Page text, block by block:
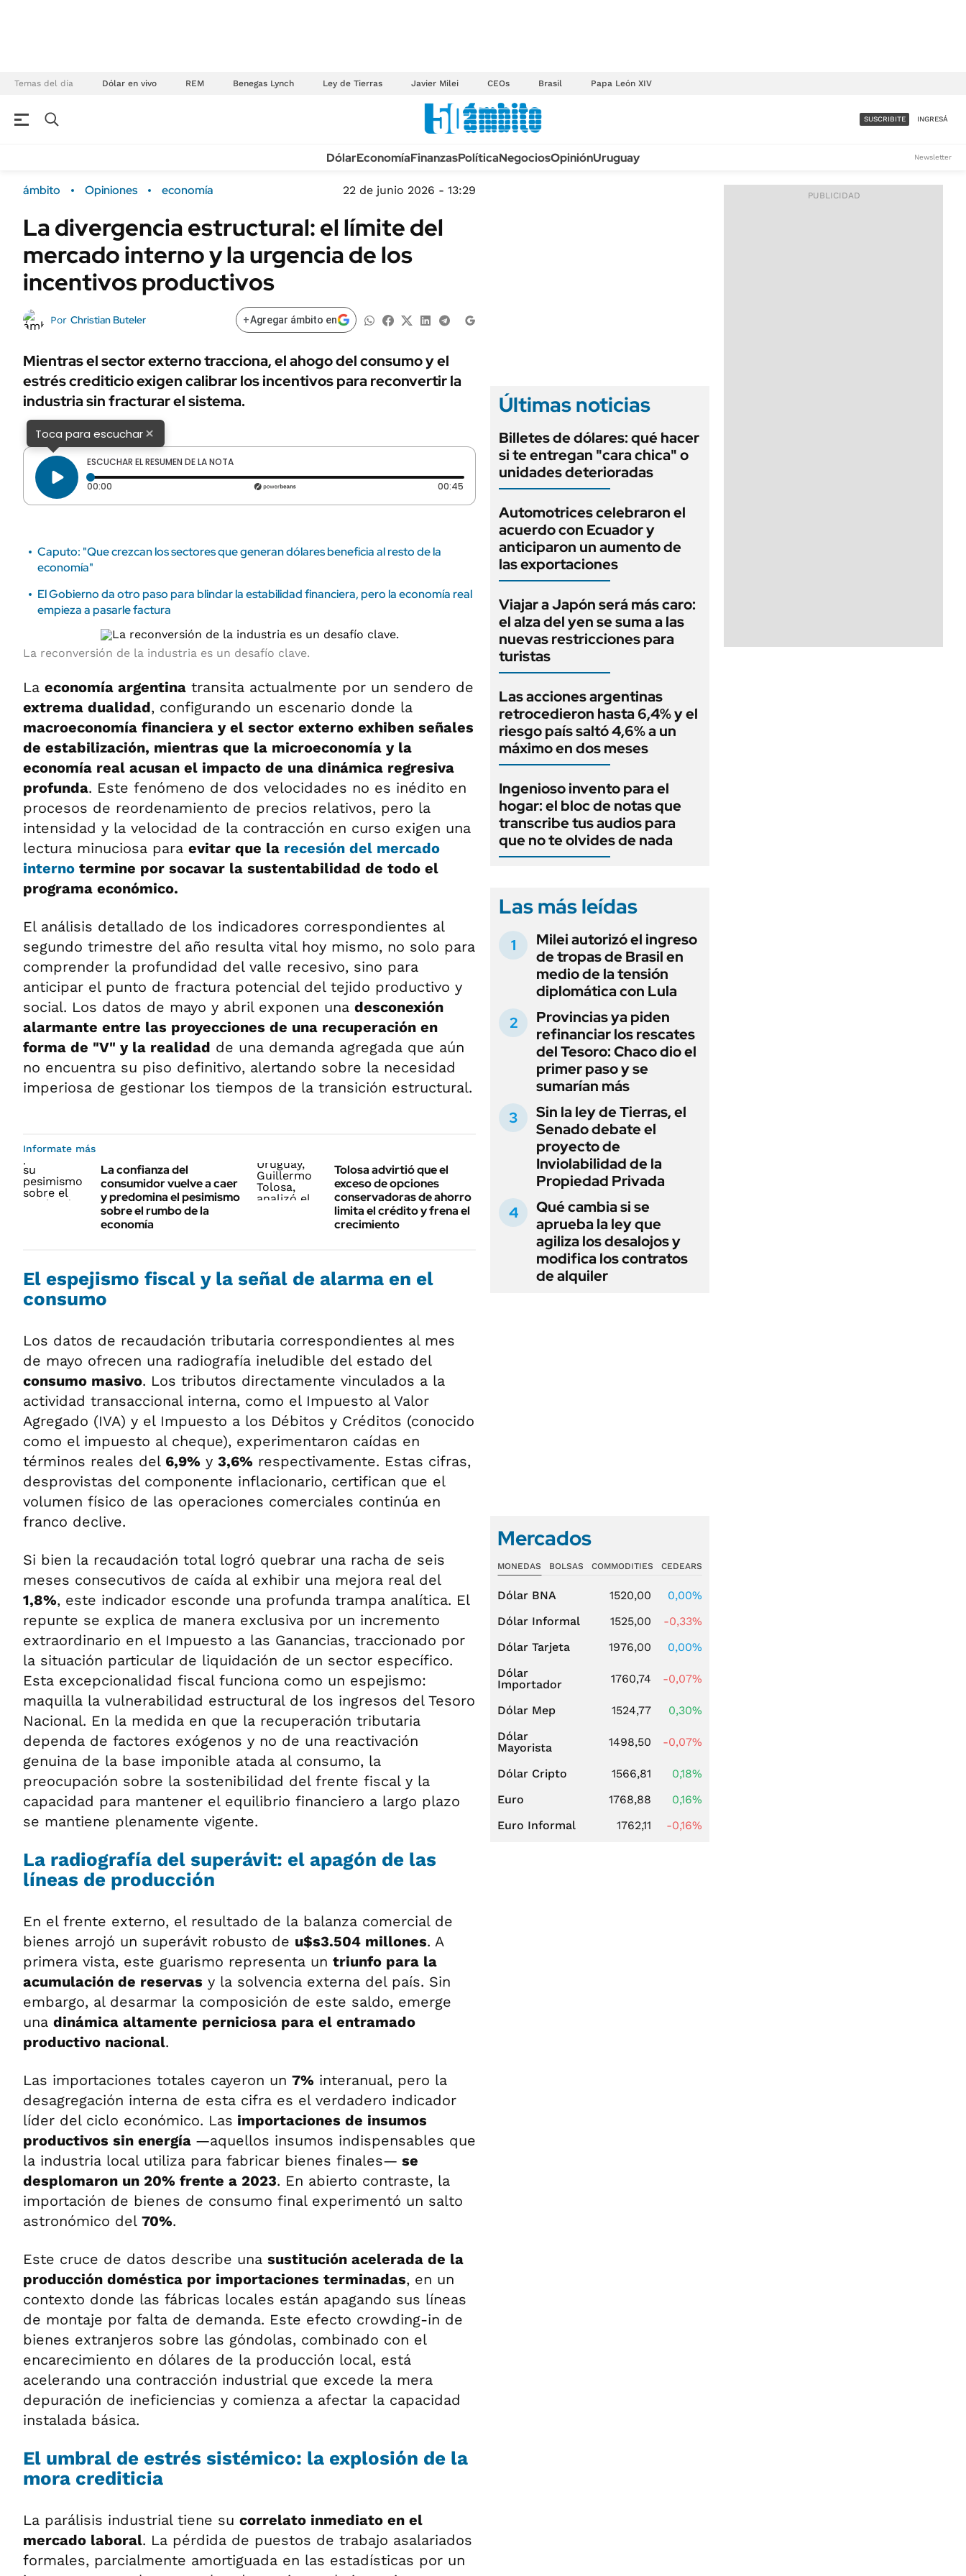
Temas del día Dólar en vivo REM Benegas Lynch Ley de Tierras Javier Milei CEOs Brasil Papa León XIV
Campo
FINANZAS
Dólar
ÁMBITO DEBATE
Sustentabilidad
Seguros
ENERGY REPORT
POLÍTICA
URUGUAY
TECNOLOGÍA
MÉXICO
MUNDO
INFORMACIÓN GENERAL
AUTOS
ACCESO FULL - $1.800/MES
SUSCRIBITE INGRESÁ
DólarEconomíaFinanzasPolíticaNegociosOpiniónUruguay Newsletter
ámbito Opiniones economía 22 de junio 2026 - 13:29
La divergencia estructural: el límite del
mercado interno y la urgencia de los
incentivos productivos
Por Christian Buteler +Agregar ámbito en
Mientras el sector externo tracciona, el ahogo del consumo y el
estrés crediticio exigen calibrar los incentivos para reconvertir la
industria sin fracturar el sistema.
Toca para escuchar×
ESCUCHAR EL RESUMEN DE LA NOTA
00:00 Tiempo transcurrido: 0 segundos 00:45 Duración: 45 segundos
Caputo: "Que crezcan los sectores que generan dólares beneficia al resto de la
economía"
El Gobierno da otro paso para blindar la estabilidad financiera, pero la economía real
empieza a pasarle factura
La reconversión de la industria es un desafío clave.
La economía argentina transita actualmente por un sendero de
extrema dualidad, configurando un escenario donde la
macroeconomía financiera y el sector externo exhiben señales
de estabilización, mientras que la microeconomía y la
economía real acusan el impacto de una dinámica regresiva
profunda. Este fenómeno de dos velocidades no es inédito en
procesos de reordenamiento de precios relativos, pero la
intensidad y la velocidad de la contracción en curso exigen una
lectura minuciosa para evitar que la recesión del mercado
interno termine por socavar la sustentabilidad de todo el
programa económico.
El análisis detallado de los indicadores correspondientes al
segundo trimestre del año resulta vital hoy mismo, no solo para
comprender la profundidad del valle recesivo, sino para
anticipar el punto de fractura potencial del tejido productivo y
social. Los datos de mayo y abril exponen una desconexión
alarmante entre las proyecciones de una recuperación en
forma de "V" y la realidad de una demanda agregada que aún
no encuentra su piso definitivo, alertando sobre la necesidad
imperiosa de gestionar los tiempos de la transición estructural.
Informate más
La confianza del
consumidor vuelve a caer
y predomina el pesimismo
sobre el rumbo de la
economía
Tolosa advirtió que el
exceso de opciones
conservadoras de ahorro
limita el crédito y frena el
crecimiento
El espejismo fiscal y la señal de alarma en el
consumo
Los datos de recaudación tributaria correspondientes al mes
de mayo ofrecen una radiografía ineludible del estado del
consumo masivo. Los tributos directamente vinculados a la
actividad transaccional interna, como el Impuesto al Valor
Agregado (IVA) y el Impuesto a los Débitos y Créditos (conocido
como el impuesto al cheque), experimentaron caídas en
términos reales del 6,9% y 3,6% respectivamente. Estas cifras,
desprovistas del componente inflacionario, certifican que el
volumen físico de las operaciones comerciales continúa en
franco declive.
Si bien la recaudación total logró quebrar una racha de seis
meses consecutivos de caída al exhibir una mejora real del
1,8%, este indicador esconde una profunda trampa analítica. El
repunte se explica de manera exclusiva por un incremento
extraordinario en el Impuesto a las Ganancias, traccionado por
la situación particular de liquidación de un sector específico.
Esta excepcionalidad fiscal funciona como un espejismo:
maquilla la vulnerabilidad estructural de los ingresos del Tesoro
Nacional. En la medida en que la recuperación tributaria
dependa de factores exógenos y no de una reactivación
genuina de la base imponible atada al consumo, la
preocupación sobre la sostenibilidad del frente fiscal y la
capacidad para mantener el equilibrio financiero a largo plazo
se mantiene plenamente vigente.
La radiografía del superávit: el apagón de las
líneas de producción
En el frente externo, el resultado de la balanza comercial de
bienes arrojó un superávit robusto de u$s3.504 millones. A
primera vista, este guarismo representa un triunfo para la
acumulación de reservas y la solvencia externa del país. Sin
embargo, al desarmar la composición de este saldo, emerge
una dinámica altamente perniciosa para el entramado
productivo nacional.
Las importaciones totales cayeron un 7% interanual, pero la
desagregación interna de esta cifra es el verdadero indicador
líder del ciclo económico. Las importaciones de insumos
productivos sin energía —aquellos insumos indispensables que
la industria local utiliza para fabricar bienes finales— se
desplomaron un 20% frente a 2023. En abierto contraste, la
importación de bienes de consumo final experimentó un salto
astronómico del 70%.
Este cruce de datos describe una sustitución acelerada de la
producción doméstica por importaciones terminadas, en un
contexto donde las fábricas locales están apagando sus líneas
de montaje por falta de demanda. Este efecto crowding-in de
bienes extranjeros sobre las góndolas, combinado con el
encarecimiento en dólares de la producción local, está
acelerando una contracción industrial que excede la mera
depuración de ineficiencias y comienza a afectar la capacidad
instalada básica.
El umbral de estrés sistémico: la explosión de la
mora crediticia
La parálisis industrial tiene su correlato inmediato en el
mercado laboral. La pérdida de puestos de trabajo asalariados
formales, parcialmente amortiguada en las estadísticas por un
Últimas noticias
Billetes de dólares: qué hacer
si te entregan "cara chica" o
unidades deterioradas
Automotrices celebraron el
acuerdo con Ecuador y
anticiparon un aumento de
las exportaciones
Viajar a Japón será más caro:
el alza del yen se suma a las
nuevas restricciones para
turistas
Las acciones argentinas
retrocedieron hasta 6,4% y el
riesgo país saltó 4,6% a un
máximo en dos meses
Ingenioso invento para el
hogar: el bloc de notas que
transcribe tus audios para
que no te olvides de nada
Las más leídas
Milei autorizó el ingreso
de tropas de Brasil en
medio de la tensión
diplomática con Lula
Provincias ya piden
refinanciar los rescates
del Tesoro: Chaco dio el
primer paso y se
sumarían más
Sin la ley de Tierras, el
Senado debate el
proyecto de
Inviolabilidad de la
Propiedad Privada
Qué cambia si se
aprueba la ley que
agiliza los desalojos y
modifica los contratos
de alquiler
Mercados
MONEDAS BOLSAS COMMODITIES CEDEARS
Dólar BNA 1520,00
0,00%
Dólar Informal
1525,00
-0,33%
Dólar Tarjeta
1976,00
0,00%
Dólar
Importador
1760,74 -0,07%
Dólar Mep 1524,77
0,30%
Dólar
Mayorista
1498,50 -0,07%
Dólar Cripto 1566,81
0,18%
Euro
1768,88
0,16%
Euro Informal
1762,11 -0,16%